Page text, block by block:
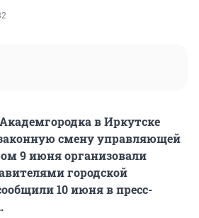
в Иркутске
смену управляющей
9 июня организовали
городской
10 июня в пресс-